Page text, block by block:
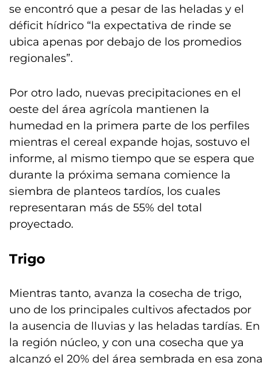
se encontró que a pesar de las heladas y el
déficit hídrico “la expectativa de rinde se
ubica apenas por debajo de los promedios
regionales”.
Por otro lado, nuevas precipitaciones en el
oeste del área agrícola mantienen la
humedad en la primera parte de los perfiles
mientras el cereal expande hojas, sostuvo el
informe, al mismo tiempo que se espera que
durante la próxima semana comience la
siembra de planteos tardíos, los cuales
representaran más de 55% del total
proyectado.
Trigo
Mientras tanto, avanza la cosecha de trigo,
uno de los principales cultivos afectados por
la ausencia de lluvias y las heladas tardías. En
la región núcleo, y con una cosecha que ya
alcanzó el 20% del área sembrada en esa zona